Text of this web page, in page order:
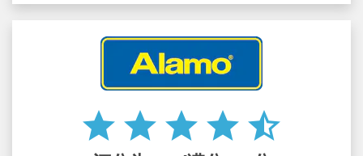
star star star star star_half